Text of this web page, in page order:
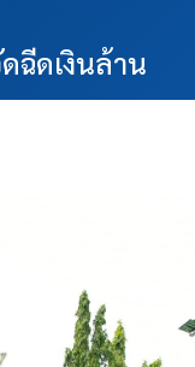
ฉีดเงินล้าน